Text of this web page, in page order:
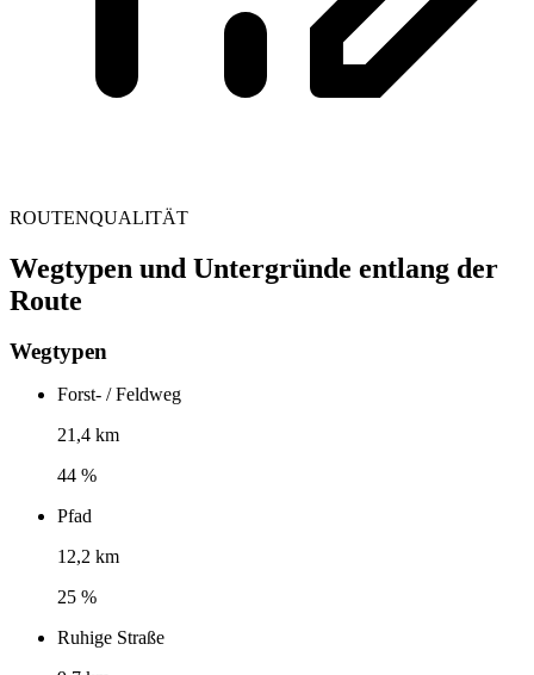
ROUTENQUALITÄT
Wegtypen und Untergründe entlang der
Route
Wegtypen
Forst- / Feldweg
21,4 km
44 %
Pfad
12,2 km
25 %
Ruhige Straße